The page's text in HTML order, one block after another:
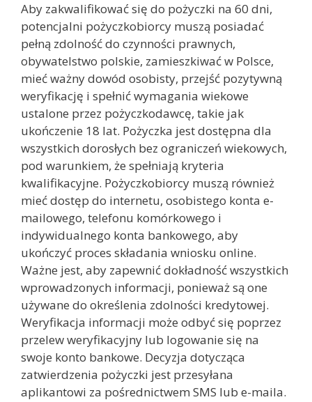
Aby zakwalifikować się do pożyczki na 60 dni,
potencjalni pożyczkobiorcy muszą posiadać
pełną zdolność do czynności prawnych,
obywatelstwo polskie, zamieszkiwać w Polsce,
mieć ważny dowód osobisty, przejść pozytywną
weryfikację i spełnić wymagania wiekowe
ustalone przez pożyczkodawcę, takie jak
ukończenie 18 lat. Pożyczka jest dostępna dla
wszystkich dorosłych bez ograniczeń wiekowych,
pod warunkiem, że spełniają kryteria
kwalifikacyjne. Pożyczkobiorcy muszą również
mieć dostęp do internetu, osobistego konta e-
mailowego, telefonu komórkowego i
indywidualnego konta bankowego, aby
ukończyć proces składania wniosku online.
Ważne jest, aby zapewnić dokładność wszystkich
wprowadzonych informacji, ponieważ są one
używane do określenia zdolności kredytowej.
Weryfikacja informacji może odbyć się poprzez
przelew weryfikacyjny lub logowanie się na
swoje konto bankowe. Decyzja dotycząca
zatwierdzenia pożyczki jest przesyłana
aplikantowi za pośrednictwem SMS lub e-maila.